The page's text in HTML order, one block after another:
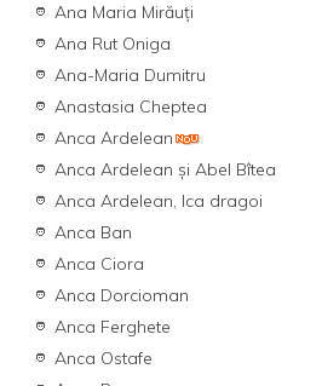
Ana Maria Mirăuți
Ana Rut Oniga
Ana-Maria Dumitru
Anastasia Cheptea
Anca Ardelean
Anca Ardelean și Abel Bîtea
Anca Ardelean, Ica dragoi
Anca Ban
Anca Ciora
Anca Dorcioman
Anca Ferghete
Anca Ostafe